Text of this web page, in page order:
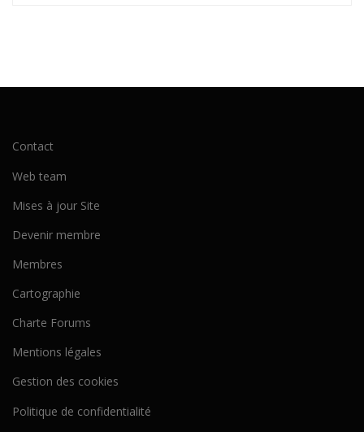
Contact
Web team
Mises à jour Site
Devenir membre
Membres
Cartographie
Charte Forums
Mentions légales
Gestion des cookies
Politique de confidentialité